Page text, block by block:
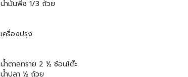
น้ำมันพีช 1/3 ถ้วย
เครื่องปรุง
น้ำตาลทราย 2 ½ ช้อนโต๊ะ
น้ำปลา ½ ถ้วย